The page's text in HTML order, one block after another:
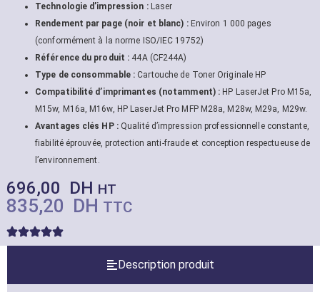
Technologie d’impression :Laser
Rendement par page (noir et blanc) :Environ 1 000 pages
(conformément à la norme ISO/IEC 19752)
Référence du produit : 44A (CF244A)
Type de consommable : Cartouche de Toner Originale HP
Compatibilité d’imprimantes (notamment) : HP LaserJet Pro M15a,
M15w, M16a, M16w, HP LaserJet Pro MFP M28a, M28w, M29a, M29w.
Avantages clés HP :Qualité d’impression professionnelle constante,
fiabilité éprouvée, protection anti-fraude et conception respectueuse de
l’environnement.
696,00 DH HT
835,20 DH TTC
Description produit